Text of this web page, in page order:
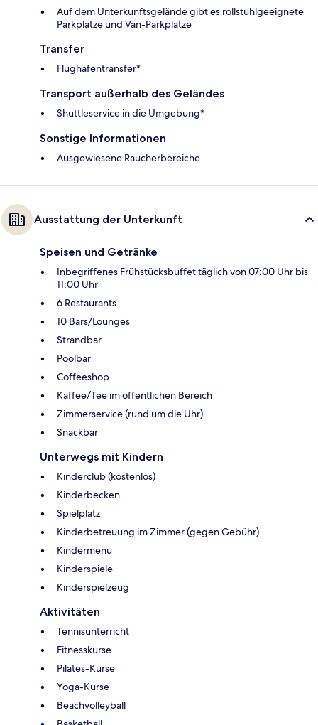
Auf dem Unterkunftsgelände gibt es rollstuhlgeeignete
Parkplätze und Van-Parkplätze
Transfer
Flughafentransfer*
Transport außerhalb des Geländes
Shuttleservice in die Umgebung*
Sonstige Informationen
Ausgewiesene Raucherbereiche
Ausstattung der Unterkunft
Speisen und Getränke
Inbegriffenes Frühstücksbuffet täglich von 07:00 Uhr bis
11:00 Uhr
6 Restaurants
10 Bars/Lounges
Strandbar
Poolbar
Coffeeshop
Kaffee/Tee im öffentlichen Bereich
Zimmerservice (rund um die Uhr)
Snackbar
Unterwegs mit Kindern
Kinderclub (kostenlos)
Kinderbecken
Spielplatz
Kinderbetreuung im Zimmer (gegen Gebühr)
Kindermenü
Kinderspiele
Kinderspielzeug
Aktivitäten
Tennisunterricht
Fitnesskurse
Pilates-Kurse
Yoga-Kurse
Beachvolleyball